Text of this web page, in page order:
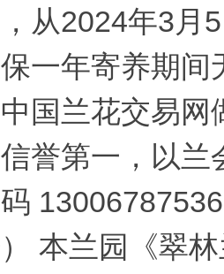
从2024年3月
一年寄养期间
国兰花交易
誉第一，以
） 本兰园《翠